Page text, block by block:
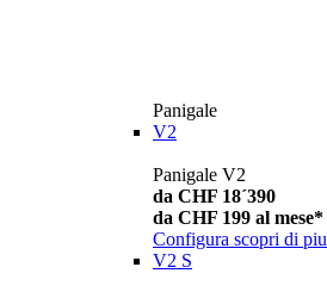
Panigale
V2
Panigale V2
da CHF 18´390
da CHF 199 al mese*
Configura scopri di piu
V2 S